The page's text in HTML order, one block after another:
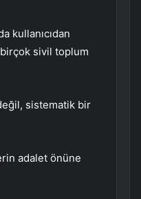
kullanıcıdan
sivil toplum
sistematik bir
adalet önüne